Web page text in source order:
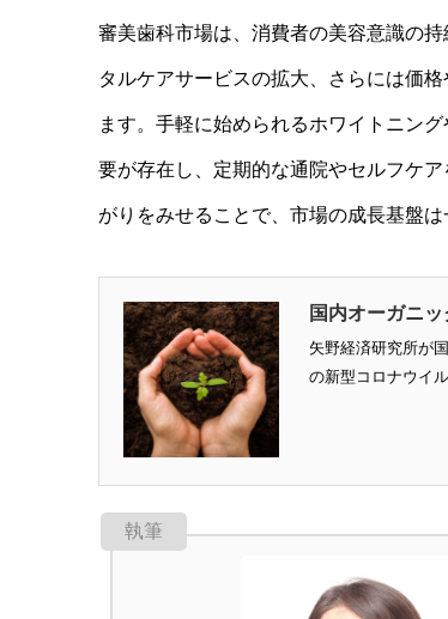
審美歯科市場は、消費者の美容意識の
タルケアサービスの拡大、さらには価
ます。手軽に始められるホワイトニン
要が存在し、定期的な通院やセルフケ
がりをみせることで、市場の成長基盤
国内オーガニ
矢野経済研究所が
の新型コロナウイ
執筆